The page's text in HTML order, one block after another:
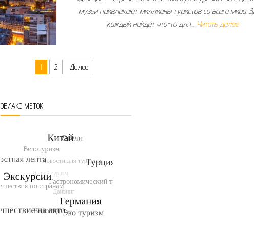
музеи привлекают миллионы туристов со всего мира.
каждый найдёт что-то для… Читать далее
1 2 Далее
ОБЛАКО МЕТОК